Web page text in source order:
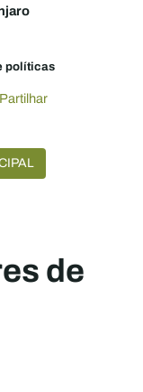
políticas
Partilhar
de